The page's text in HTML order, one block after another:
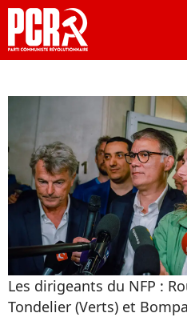
Les dirigeants du NFP :
Tondelier (Verts) et